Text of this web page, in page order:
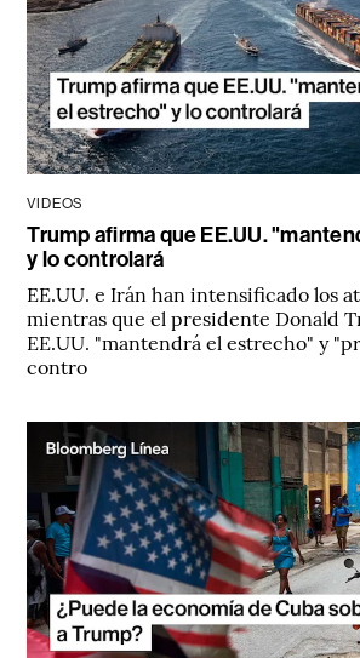
VIDEOS
Trump afirma que EE.UU.
y lo controlará
EE.UU. e Irán han intensificado los
mientras que el presidente Donald
EE.UU. "mantendrá el estrecho" y
contro